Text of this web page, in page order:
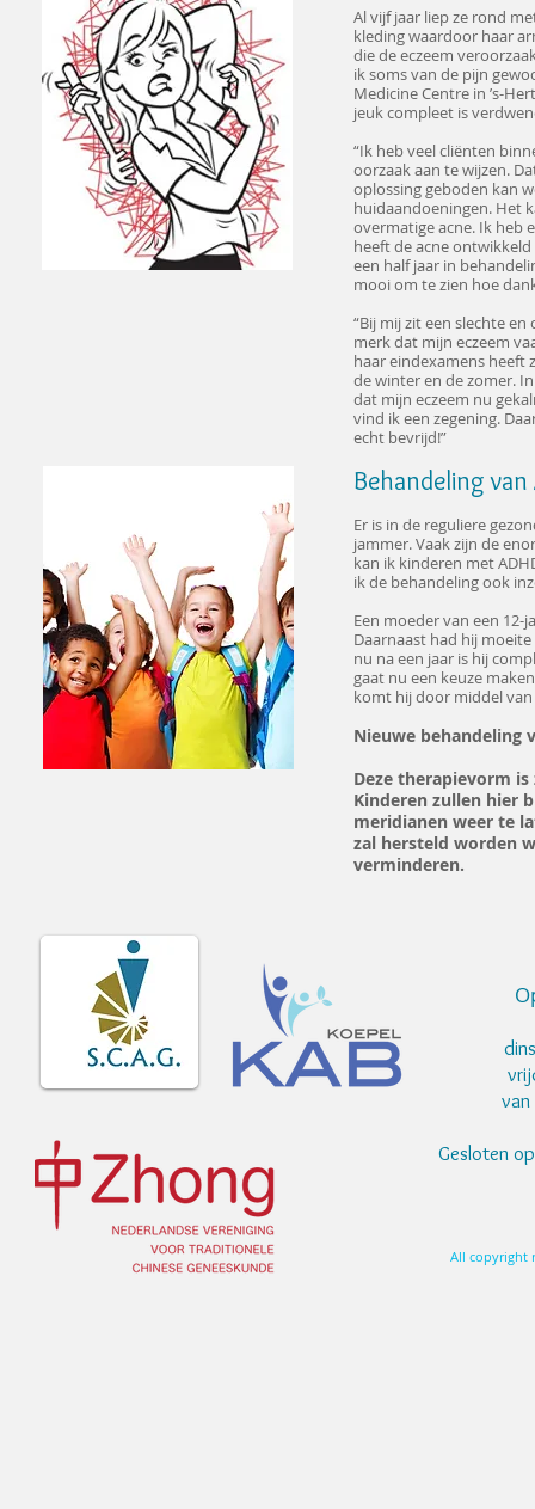
Al vijf jaar liep ze rond
kleding waardoor haar
die de eczeem
ik soms van de pijn
Medicine Centre in ’s-
jeuk compleet is
“Ik heb veel cliënten
oorzaak aan te wijzen.
oplossing geboden kan
huidaandoeningen. Het
overmatige acne. Ik heb
heeft de acne
een half jaar in
mooi om te zien hoe
“Bij mij zit een slechte
merk dat mijn eczeem
haar eindexamens heeft
de winter en de zomer.
dat mijn eczeem nu
vind ik een zegening.
echt bevrijd!”
Behandeling
Er is in de reguliere
jammer. Vaak zijn de
kan ik kinderen met
ik de behandeling ook
Een moeder van een
Daarnaast had hij
nu na een jaar is hij
gaat nu een keuze
komt hij door middel
Nieuwe behandeling
Deze therapievorm
Kinderen zullen hier
meridianen weer te
zal hersteld worden
verminderen.
Gesloten
All copyright